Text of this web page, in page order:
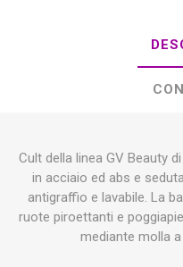
Cult della linea GV Beauty
in acciaio ed abs e
antigraffio e lavabile. La
ruote piroettanti e
mediante molla